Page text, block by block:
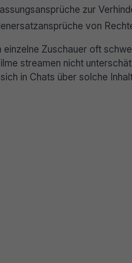
zur
von
einzelne Zuschauer oft
streamen nicht
in Chats über solche